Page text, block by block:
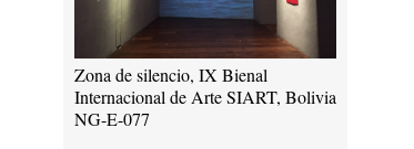
Zona de silencio, IX Bienal
Internacional de Arte SIART, Bolivia
NG-E-077